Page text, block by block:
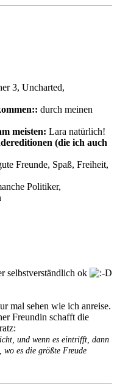
3, Uncharted,
durch meinen
meisten: Lara natürlich!
(die ich auch
Freunde, Spaß, Freiheit,
Politiker,
selbstverständlich ok
mal sehen wie ich anreise.
Freundin schafft die
und wenn es eintrifft, dann
wo es die größte Freude